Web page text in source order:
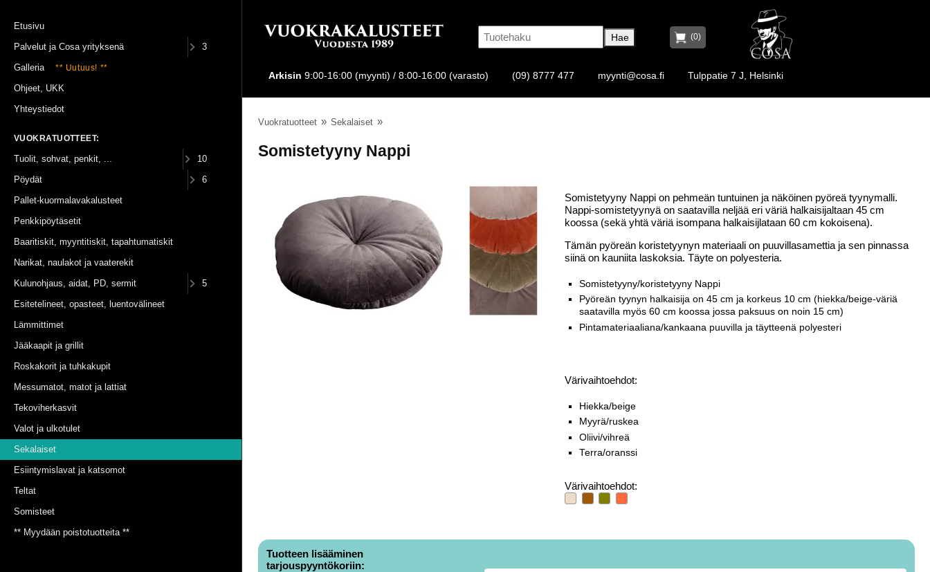
(0)
Arkisin 9:00-16:00 (myynti) / 8:00-16:00 (varasto) (09) 8777 477 myynti@cosa.fi Tulppatie 7 J, Helsinki
Vuokratuotteet Sekalaiset
Somistetyyny Nappi
Somistetyyny Nappi on pehmeän tuntuinen ja näköinen pyöreä tyynymalli.
Nappi-somistetyynyä on saatavilla neljää eri väriä halkaisijaltaan 45 cm
koossa (sekä yhtä väriä isompana halkaisijlataan 60 cm kokoisena).
Tämän pyöreän koristetyynyn materiaali on puuvillasamettia ja sen pinnassa
siinä on kauniita laskoksia. Täyte on polyesteria.
Somistetyyny/koristetyyny Nappi
Pyöreän tyynyn halkaisija on 45 cm ja korkeus 10 cm (hiekka/beige-väriä
saatavilla myös 60 cm koossa jossa paksuus on noin 15 cm)
Pintamateriaaliana/kankaana puuvilla ja täytteenä polyesteri
Värivaihtoehdot:
Hiekka/beige
Myyrä/ruskea
Oliivi/vihreä
Terra/oranssi
Värivaihtoehdot:
Tuotteen lisääminen
tarjouspyyntökoriin:
Etusivu
Palvelut ja Cosa yrityksenä
3
Galleria
** Uutuus! **
Ohjeet, UKK
Yhteystiedot
VUOKRATUOTTEET:
Tuolit, sohvat, penkit, ...
10
Pöydät
6
Pallet-kuormalavakalusteet
Penkkipöytäsetit
Baaritiskit, myyntitiskit, tapahtumatiskit
Narikat, naulakot ja vaaterekit
Kulunohjaus, aidat, PD, sermit
5
Esitetelineet, opasteet, luentovälineet
Lämmittimet
Jääkaapit ja grillit
Roskakorit ja tuhkakupit
Messumatot, matot ja lattiat
Tekoviherkasvit
Valot ja ulkotulet
Sekalaiset
Esiintymislavat ja katsomot
Teltat
Somisteet
** Myydään poistotuotteita **